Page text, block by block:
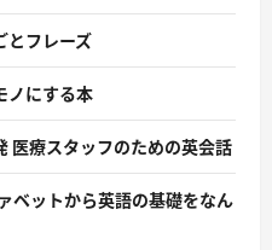
とフレーズ
ノにする本
医療スタッフのための英会話
ベットから英語の基礎をなん